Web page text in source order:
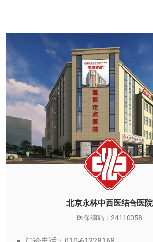
北京永林中西医结合医院
医保编码：24110058